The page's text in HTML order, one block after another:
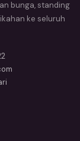
bunga, standing
ke seluruh